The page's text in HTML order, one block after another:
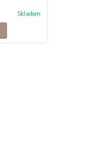
Skladom